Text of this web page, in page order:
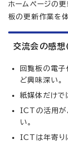
ホームページの
板の更新作業を
交流会の感想
回覧板の電
ど興味深い。
紙媒体だけで
ICTの活用が
い。
ICTは年寄り